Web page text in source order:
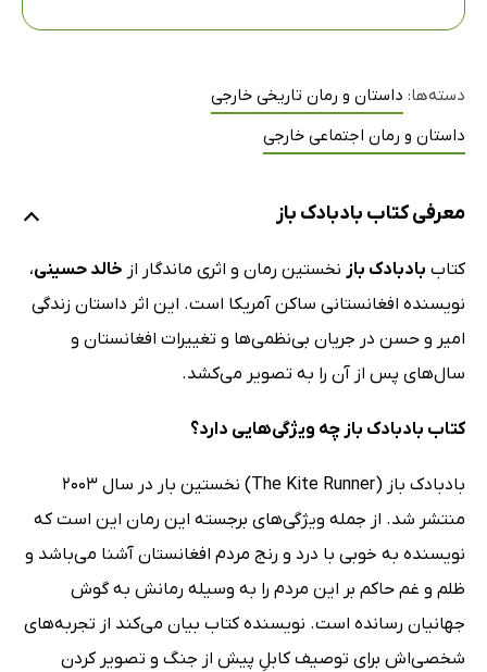
دسته‌ها: داستان و رمان تاریخی خارجی
داستان و رمان اجتماعی خارجی
معرفی کتاب بادبادک باز
کتاب بادبادک باز نخستین رمان و اثری ماندگار از خالد حسینی،
نویسنده افغانستانی ساکن آمریکا است. این اثر داستان زندگی
امیر و حسن در جریان بی‌نظمی‌ها و تغییرات افغانستان و
سال‌های پس از آن را به تصویر می‌کشد.
کتاب بادبادک باز چه ویژگی‌هایی دارد؟
بادبادک باز (The Kite Runner) نخستین بار در سال 2003
منتشر شد. از جمله ویژگی‌های برجسته این رمان این است که
نویسنده به خوبی با درد و رنج مردم افغانستان آشنا می‌باشد و
ظلم و غم حاکم بر این مردم را به وسیله رمانش به گوش
جهانیان رسانده است. نویسنده کتاب بیان می‌کند از تجربه‌های
شخصی‌اش برای توصیف کابلِ پیش از جنگ و تصویر کردن